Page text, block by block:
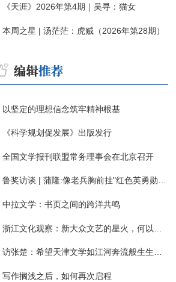
《天涯》2026年第4期｜吴寻：猫女
本周之星 | 汤茫茫：虎贼（2026年第28期）
以坚定的理想信念筑牢精神根基
《科学规划促发展》出版发行
全国文学报刊联盟常务理事会在北京召开
鲁奖访谈 | 蒲隆:像老兵胸前挂"红色英勇勋章"
中拉文学：书页之间的跨洋共鸣
浙江文化观察：新大众文艺的星火，何以燎原？
访张楚：希望天津文学如江河奔流般生生不息
写作搁浅之后，如何再次启程